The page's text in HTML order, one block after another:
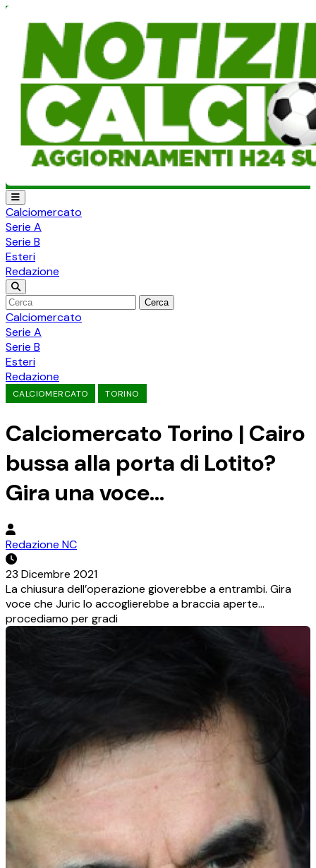
Calciomercato
Serie A
Serie B
Esteri
Redazione
Cerca
Calciomercato
Serie A
Serie B
Esteri
Redazione
CALCIOMERCATO TORINO
Calciomercato Torino | Cairo
bussa alla porta di Lotito?
Gira una voce…
Redazione NC
23 Dicembre 2021
La chiusura dell’operazione gioverebbe a entrambi. Gira
voce che Juric lo accoglierebbe a braccia aperte…
procediamo per gradi